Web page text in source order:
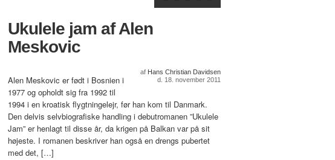
Ukulele jam af Alen
Meskovic
af Hans Christian Davidsen
d. 18. november 2011
Alen Meskovic er født i Bosnien i
1977 og opholdt sig fra 1992 til
1994 i en kroatisk flygtningelejr, før han kom til Danmark.
Den delvis selvbiografiske handling i debutromanen ”Ukulele
Jam” er henlagt til disse år, da krigen på Balkan var på sit
højeste. I romanen beskriver han også en drengs pubertet
med det, […]